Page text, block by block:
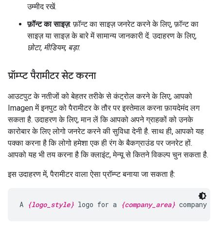
उम्मीद रखें.
फ़ॉन्ट का साइज़: फ़ॉन्ट का साइज़ जनरेट करने के लिए, फ़ॉन्ट का
साइज़ या साइज़ के बारे में सामान्य जानकारी दें. उदाहरण के लिए,
छोटा, मीडियम, बड़ा.
प्रॉम्प्ट पैरामीटर सेट करना
आउटपुट के नतीजों को बेहतर तरीके से कंट्रोल करने के लिए, आपको
Imagen में इनपुट को पैरामीटर के तौर पर इस्तेमाल करना फ़ायदेमंद लग
सकता है. उदाहरण के लिए, मान लें कि आपको अपने ग्राहकों को उनके
कारोबार के लिए लोगो जनरेट करने की सुविधा देनी है. साथ ही, आपको यह
पक्का करना है कि लोगो हमेशा एक ही रंग के बैकग्राउंड पर जनरेट हों.
आपको यह भी तय करना है कि क्लाइंट, मेन्यू से कितने विकल्प चुन सकता है.
इस उदाहरण में, पैरामीटर वाला ऐसा प्रॉम्प्ट बनाया जा सकता है:
A {logo_style} logo for a {company_area} company